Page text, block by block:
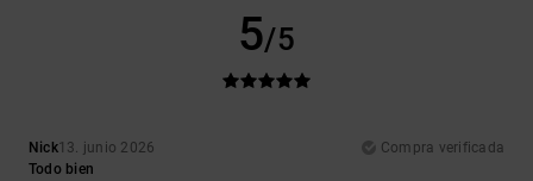
5/5
Nick13. junio 2026
Compra verificada
Todo bien